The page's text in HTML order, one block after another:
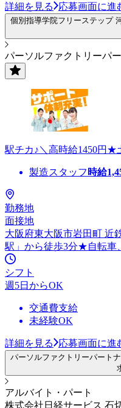
詳細を見る 応募画面に進
個別指導学院フリーステップ
パーソルファクトリーパ
駅チカ♪＼高時給1450円
製造スタッフ 時給
勤務地
面接地
大阪府東大阪市岩田町 近
駅」から徒歩3分★自転車
シフト
週5日からOK
交通費支給
未経験OK
詳細を見る 応募画面に進
パーソルファクトリーパート
アルバイト・パート
株式会社日経サービス 石